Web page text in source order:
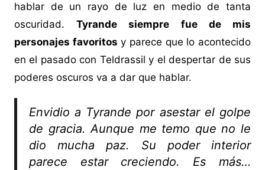
hablar de un rayo de luz en medio de tanta
oscuridad.Tyrande siempre fue de mis
personajes favoritos y parece que lo acontecido
en el pasado con Teldrassil y el despertar de sus
poderes oscuros va a dar que hablar.
Envidio a Tyrande por asestar el golpe
de gracia. Aunque me temo que no le
dio mucha paz. Su poder interior
parece estar creciendo. Es más…